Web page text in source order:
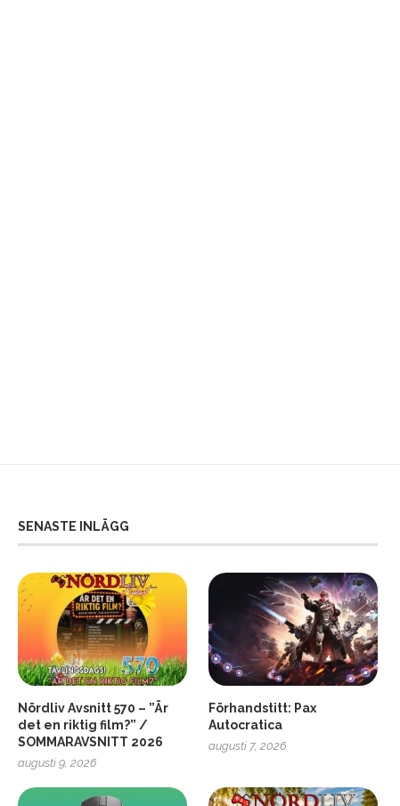
SENASTE INLÄGG
Nördliv Avsnitt 570 – ”Är
det en riktig film?” /
SOMMARAVSNITT 2026
augusti 9, 2026
Förhandstitt: Pax
Autocratica
augusti 7, 2026
Soundcore Liberty 5 Pro